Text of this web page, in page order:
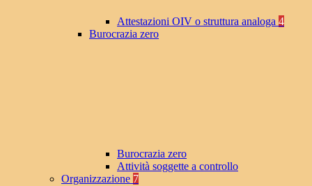
Attestazioni OIV o struttura analoga 4
Burocrazia zero
Burocrazia zero
Attività soggette a controllo
Organizzazione 7